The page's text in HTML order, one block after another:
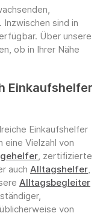
sind in
Über unsere
ob in Ihrer Nähe
Einkaufshelfer
Einkaufshelfer
Vielzahl von
, zertifizierte
auch Alltagshelfer,
Alltagsbegleiter
von